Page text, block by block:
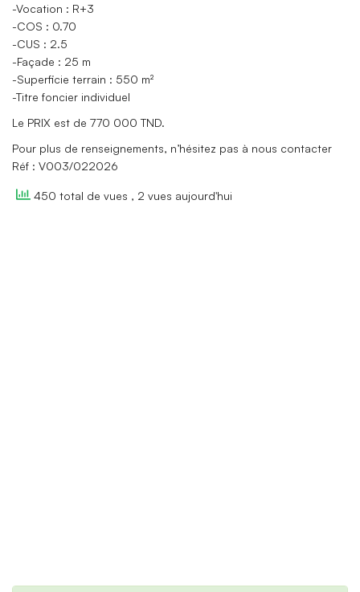
-Vocation : R+3
-COS : 0.70
-CUS : 2.5
-Façade : 25 m
-Superficie terrain : 550 m²
-Titre foncier individuel
Le PRIX est de 770 000 TND.
Pour plus de renseignements, n’hésitez pas à nous contacter
Réf : V003/022026
450 total de vues , 2 vues aujourd'hui